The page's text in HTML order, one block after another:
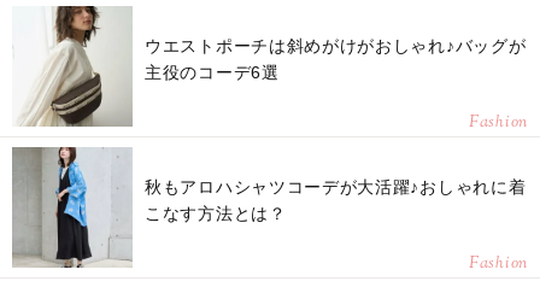
ウエストポーチは斜めがけがおしゃれ♪バッグが
主役のコーデ6選
Fashion
秋もアロハシャツコーデが大活躍♪おしゃれに着
こなす方法とは？
Fashion